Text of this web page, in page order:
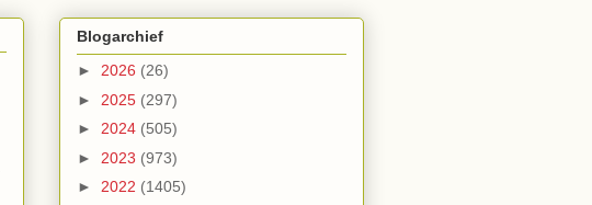
Blogarchief
► 2026 (26)
► 2025 (297)
► 2024 (505)
► 2023 (973)
► 2022 (1405)